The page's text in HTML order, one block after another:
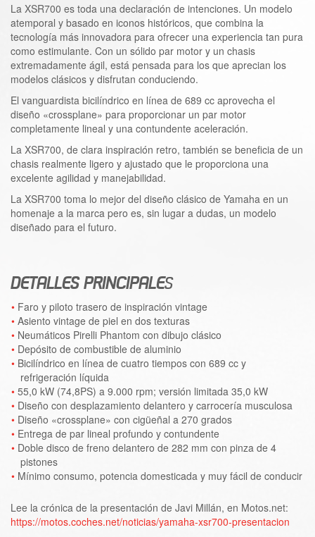
La XSR700 es toda una declaración de intenciones. Un modelo
atemporal y basado en iconos históricos, que combina la
tecnología más innovadora para ofrecer una experiencia tan pura
como estimulante. Con un sólido par motor y un chasis
extremadamente ágil, está pensada para los que aprecian los
modelos clásicos y disfrutan conduciendo.
El vanguardista bicilíndrico en línea de 689 cc aprovecha el
diseño «crossplane» para proporcionar un par motor
completamente lineal y una contundente aceleración.
La XSR700, de clara inspiración retro, también se beneficia de un
chasis realmente ligero y ajustado que le proporciona una
excelente agilidad y manejabilidad.
La XSR700 toma lo mejor del diseño clásico de Yamaha en un
homenaje a la marca pero es, sin lugar a dudas, un modelo
diseñado para el futuro.
DETALLES PRINCIPALES
Faro y piloto trasero de inspiración vintage
Asiento vintage de piel en dos texturas
Neumáticos Pirelli Phantom con dibujo clásico
Depósito de combustible de aluminio
Bicilíndrico en línea de cuatro tiempos con 689 cc y
refrigeración líquida
55,0 kW (74,8PS) a 9.000 rpm; versión limitada 35,0 kW
Diseño con desplazamiento delantero y carrocería musculosa
Diseño «crossplane» con cigüeñal a 270 grados
Entrega de par lineal profundo y contundente
Doble disco de freno delantero de 282 mm con pinza de 4
pistones
Mínimo consumo, potencia domesticada y muy fácil de conducir
Lee la crónica de la presentación de Javi Millán, en Motos.net:
https://motos.coches.net/noticias/yamaha-xsr700-presentacion